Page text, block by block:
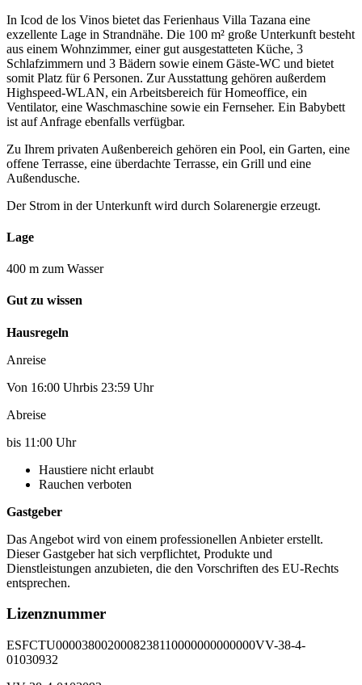
In Icod de los Vinos bietet das Ferienhaus Villa Tazana eine
exzellente Lage in Strandnähe. Die 100 m² große Unterkunft besteht
aus einem Wohnzimmer, einer gut ausgestatteten Küche, 3
Schlafzimmern und 3 Bädern sowie einem Gäste-WC und bietet
somit Platz für 6 Personen. Zur Ausstattung gehören außerdem
Highspeed-WLAN, ein Arbeitsbereich für Homeoffice, ein
Ventilator, eine Waschmaschine sowie ein Fernseher. Ein Babybett
ist auf Anfrage ebenfalls verfügbar.
Zu Ihrem privaten Außenbereich gehören ein Pool, ein Garten, eine
offene Terrasse, eine überdachte Terrasse, ein Grill und eine
Außendusche.
Der Strom in der Unterkunft wird durch Solarenergie erzeugt.
Lage
400 m zum Wasser
Gut zu wissen
Hausregeln
Anreise
Von 16:00 Uhrbis 23:59 Uhr
Abreise
bis 11:00 Uhr
Haustiere nicht erlaubt
Rauchen verboten
Gastgeber
Das Angebot wird von einem professionellen Anbieter erstellt.
Dieser Gastgeber hat sich verpflichtet, Produkte und
Dienstleistungen anzubieten, die den Vorschriften des EU-Rechts
entsprechen.
Lizenznummer
ESFCTU0000380020008238110000000000000VV-38-4-
01030932